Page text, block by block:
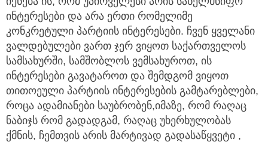
ინტერესები და არა ერთი რომელიმე
კონკრეტული პარტიის ინტერესები. ჩვენ ყველანი
ვალდებულები ვართ ჯერ ვიყოთ საქართველოს
სამსახურში, სამშობლოს ვემსახუროთ, ის
ინტერესები გავატაროთ და შემდგომ ვიყოთ
თითოეული პარტიის ინტერესების გამტარებლები,
როცა ადამიანები საუბრობენ,იმაზე, რომ რაღაც
ნაბიჯს რომ გადადგამ, რაღაც უხერხულობას
ქმნის, ჩემთვის არის მარტივად გადასაწყვეტი ,